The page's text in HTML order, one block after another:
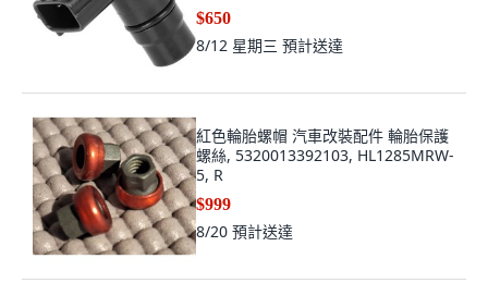
$650
8/12 星期三 預計送達
紅色輪胎螺帽 汽車改裝配件 輪胎保護
螺絲, 5320013392103, HL1285MRW-
5, R
$999
8/20 預計送達